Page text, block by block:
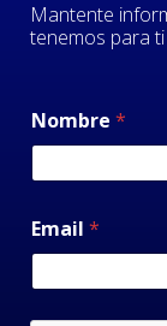
Mantente
tenemos para ti
Nombre *
Email *